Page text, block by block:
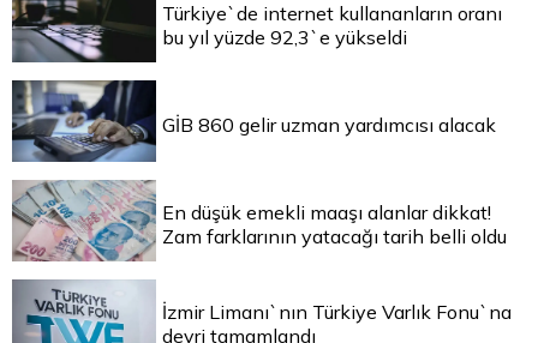
Türkiye`de internet kullananların oranı
bu yıl yüzde 92,3`e yükseldi
GİB 860 gelir uzman yardımcısı alacak
En düşük emekli maaşı alanlar dikkat!
Zam farklarının yatacağı tarih belli oldu
İzmir Limanı`nın Türkiye Varlık Fonu`na
devri tamamlandı